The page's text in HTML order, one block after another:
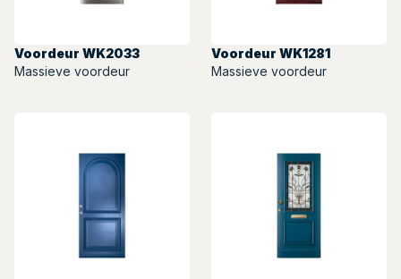
Voordeur WK2033
Massieve voordeur
Voordeur WK1281
Massieve voordeur